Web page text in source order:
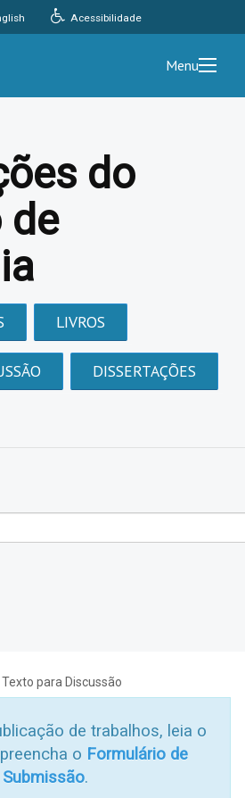
Acessibilidade
Menu
do
de
LIVROS
DISSERTAÇÕES
Texto para Discussão
de trabalhos, leia o
o Formulário de
Submissão.